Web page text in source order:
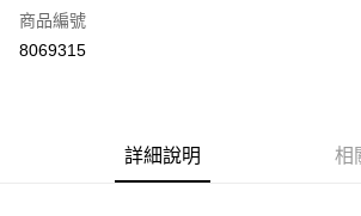
每筆NT$60，滿NT$599(含以上)免運費
付款後全家取貨
每筆NT$60，滿NT$599(含以上)免運費
商品編號
8069315
詳細說明 相